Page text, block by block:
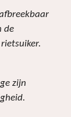
de
zijn